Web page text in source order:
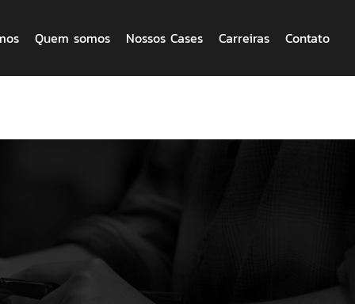
Quem somos Nossos Cases Carreiras Contato